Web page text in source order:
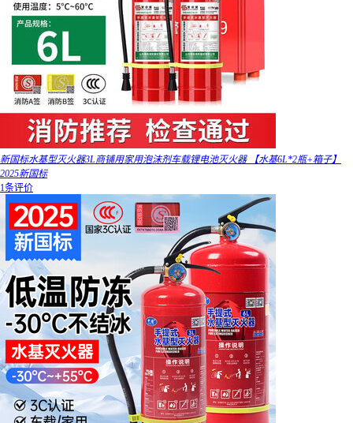
新国标水基型灭火器3L商铺用家用泡沫剂车载锂电池灭火器 【水基6L*2瓶+箱子】
2025新国标
1条评价